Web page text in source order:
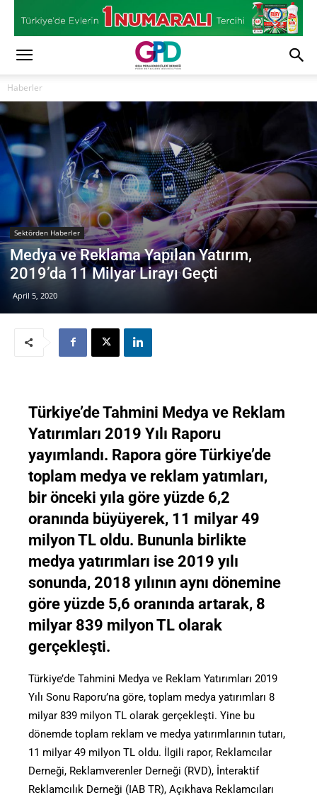
Haberler
Sektörden Haberler
Medya ve Reklama Yapılan Yatırım,
2019’da 11 Milyar Lirayı Geçti
April 5, 2020
Türkiye’de Tahmini Medya ve Reklam
Yatırımları 2019 Yılı Raporu
yayımlandı. Rapora göre Türkiye’de
toplam medya ve reklam yatımları,
bir önceki yıla göre yüzde 6,2
oranında büyüyerek, 11 milyar 49
milyon TL oldu. Bununla birlikte
medya yatırımları ise 2019 yılı
sonunda, 2018 yılının aynı dönemine
göre yüzde 5,6 oranında artarak, 8
milyar 839 milyon TL olarak
gerçekleşti.
Türkiye’de Tahmini Medya ve Reklam Yatırımları 2019
Yılı Sonu Raporu’na göre, toplam medya yatırımları 8
milyar 839 milyon TL olarak gerçekleşti. Yine bu
dönemde toplam reklam ve medya yatırımlarının tutarı,
11 milyar 49 milyon TL oldu. İlgili rapor, Reklamcılar
Derneği, Reklamverenler Derneği (RVD), İnteraktif
Reklamcılık Derneği (IAB TR), Açıkhava Reklamcıları